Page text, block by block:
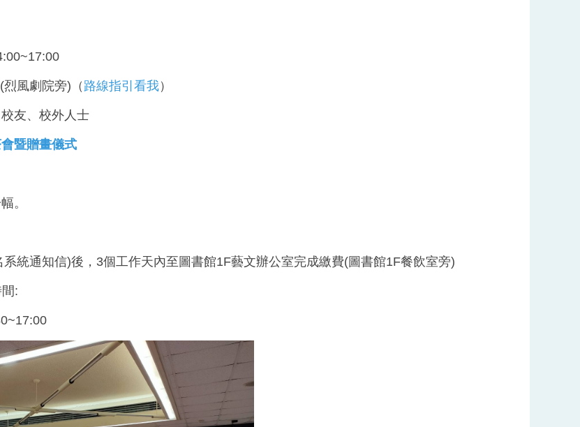
風劇院旁)（ 路線指引看我）
友、校外人士
暨贈畫儀式
。
統通知信)後，3個工作天內至圖書館1F藝文辦公室完成繳費(圖書館1F餐飲室旁)
: